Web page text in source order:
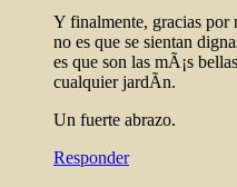
Y finalmente, gracias por
no es que se sientan
es que son las mÃ¡s
cualquier jardÃ­n.
Un fuerte abrazo.
Responder